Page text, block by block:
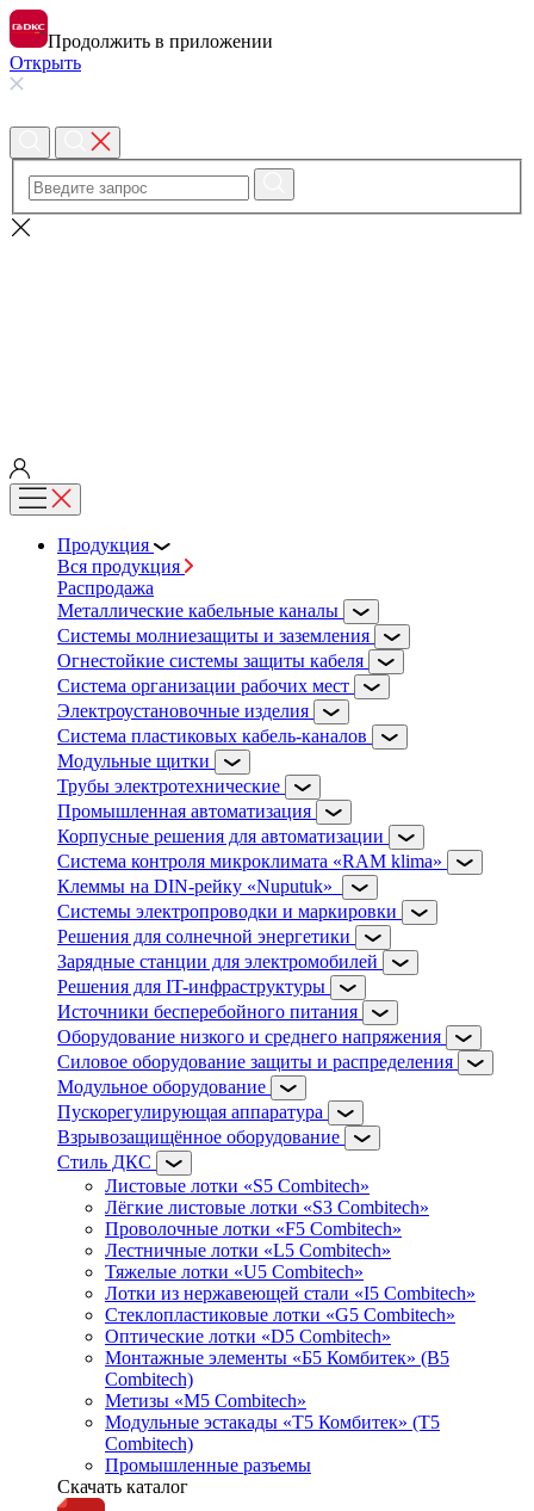
Продолжить в приложении
Открыть
Продукция
Вся продукция
Распродажа
Металлические кабельные каналы
Системы молниезащиты и заземления
Огнестойкие системы защиты кабеля
Система организации рабочих мест
Электроустановочные изделия
Система пластиковых кабель-каналов
Модульные щитки
Трубы электротехнические
Промышленная автоматизация
Корпусные решения для автоматизации
Система контроля микроклимата «RAM klima»
Клеммы на DIN-рейку «Nuputuk»
Системы электропроводки и маркировки
Решения для солнечной энергетики
Зарядные станции для электромобилей
Решения для IT-инфраструктуры
Источники бесперебойного питания
Оборудование низкого и среднего напряжения
Силовое оборудование защиты и распределения
Модульное оборудование
Пускорегулирующая аппаратура
Взрывозащищённое оборудование
Стиль ДКС
Листовые лотки «S5 Combitech»
Лёгкие листовые лотки «S3 Combitech»
Проволочные лотки «F5 Combitech»
Лестничные лотки «L5 Combitech»
Тяжелые лотки «U5 Combitech»
Лотки из нержавеющей стали «I5 Combitech»
Стеклопластиковые лотки «G5 Combitech»
Оптические лотки «D5 Combitech»
Монтажные элементы «Б5 Комбитек» (B5
Combitech)
Метизы «M5 Combitech»
Модульные эстакады «Т5 Комбитек» (T5
Combitech)
Промышленные разъемы
Скачать каталог